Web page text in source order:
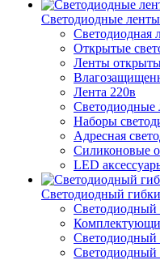
Светодиодные ленты
Светодиодная
Открытые
Ленты
Лента 220в
Светодиодные
Наборы
Адресная
Силиконовые
LED
Светодиодный
Светодиодный
Светодиодный
Светодиодный